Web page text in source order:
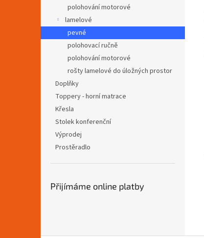
polohování motorové
lamelové
pevné
polohovací ručně
polohování motorové
rošty lamelové do úložných prostor
Doplňky
Toppery - horní matrace
Křesla
Stolek konferenční
Výprodej
Prostěradlo
Přijímáme online platby